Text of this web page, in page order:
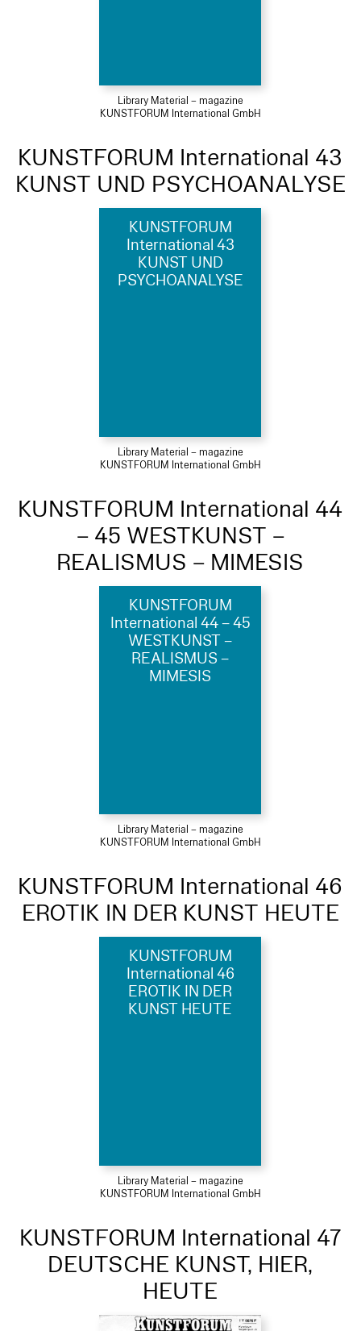
Library Material – magazine
KUNSTFORUM International GmbH
KUNSTFORUM International 43
KUNST UND PSYCHOANALYSE
KUNSTFORUM
International 43
KUNST UND
PSYCHOANALYSE
Library Material – magazine
KUNSTFORUM International GmbH
KUNSTFORUM International 44
– 45 WESTKUNST –
REALISMUS – MIMESIS
KUNSTFORUM
International 44 – 45
WESTKUNST –
REALISMUS –
MIMESIS
Library Material – magazine
KUNSTFORUM International GmbH
KUNSTFORUM International 46
EROTIK IN DER KUNST HEUTE
KUNSTFORUM
International 46
EROTIK IN DER
KUNST HEUTE
Library Material – magazine
KUNSTFORUM International GmbH
KUNSTFORUM International 47
DEUTSCHE KUNST, HIER,
HEUTE